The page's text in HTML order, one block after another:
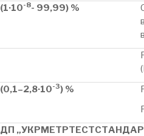
(1·10-8- 99,99) %
(0,1–2,8·10-3) %
ДП